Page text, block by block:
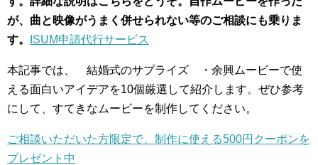
が、曲と映像がうまく併せられない等のご相談にも乗りま
す。
ISUM申請代行サービス
本記事では、 結婚式のサプライズ ・余興ムービーで使
える面白いアイデアを10個厳選して紹介します。ぜひ参考
にして、すてきなムービーを制作してください。
ご相談いただいた方限定で、制作に使える500円クーポンを
プレゼント中